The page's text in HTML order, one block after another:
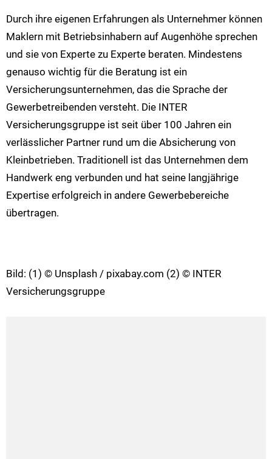
Durch ihre eigenen Erfahrungen als Unternehmer können
Maklern mit Betriebsinhabern auf Augenhöhe sprechen
und sie von Experte zu Experte beraten. Mindestens
genauso wichtig für die Beratung ist ein
Versicherungsunternehmen, das die Sprache der
Gewerbetreibenden versteht. Die INTER
Versicherungsgruppe ist seit über 100 Jahren ein
verlässlicher Partner rund um die Absicherung von
Kleinbetrieben. Traditionell ist das Unternehmen dem
Handwerk eng verbunden und hat seine langjährige
Expertise erfolgreich in andere Gewerbebereiche
übertragen.
Bild: (1) © Unsplash / pixabay.com (2) © INTER
Versicherungsgruppe